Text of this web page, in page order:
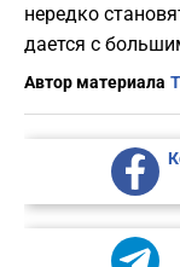
нередко
дается с
Автор материала